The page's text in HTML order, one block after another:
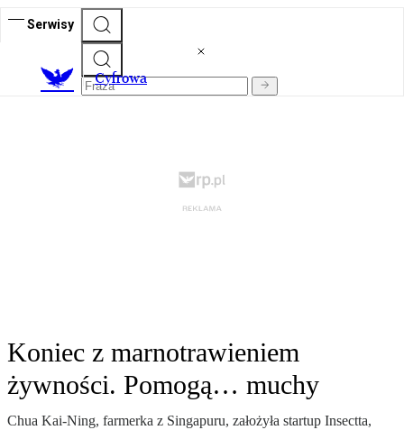
Serwisy
Cyfrowa
Koniec z marnotrawieniem
żywności. Pomogą… muchy
Chua Kai-Ning, farmerka z Singapuru, założyła startup Insectta,